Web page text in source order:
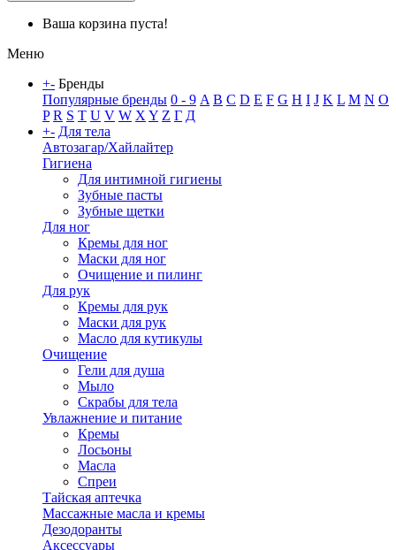
Ваша корзина пуста!
Меню
+- Бренды
Популярные бренды 0 - 9 A B C D E F G H I J K L M N O
P R S T U V W X Y Z Г Д
+- Для тела
Автозагар/Хайлайтер
Гигиена
Для интимной гигиены
Зубные пасты
Зубные щетки
Для ног
Кремы для ног
Маски для ног
Очищение и пилинг
Для рук
Кремы для рук
Маски для рук
Масло для кутикулы
Очищение
Гели для душа
Мыло
Скрабы для тела
Увлажнение и питание
Кремы
Лосьоны
Масла
Спреи
Тайская аптечка
Массажные масла и кремы
Дезодоранты
Аксессуары